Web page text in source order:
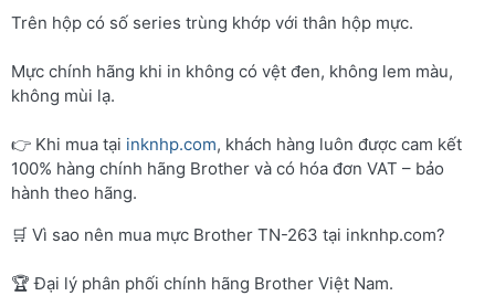
Trên hộp có số series trùng khớp với thân hộp mực.
Mực chính hãng khi in không có vệt đen, không lem màu,
không mùi lạ.
👉 Khi mua tại inknhp.com, khách hàng luôn được cam kết
100% hàng chính hãng Brother và có hóa đơn VAT – bảo
hành theo hãng.
🛒 Vì sao nên mua mực Brother TN-263 tại inknhp.com?
🏆 Đại lý phân phối chính hãng Brother Việt Nam.